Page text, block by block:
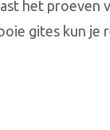
het proeven
gites kun je